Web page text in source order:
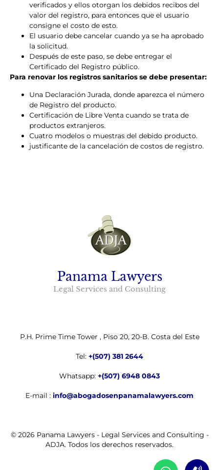
verificados y ellos otorgan los debidos recibos del
valor del registro, para entonces que el usuario
consigne el costo de esto.
El usuario debe cancelar cuando ya se ha aprobado
la solicitud.
Después de este paso, se debe entregar el
Certificado del Registro público.
Para renovar los registros sanitarios se debe presentar:
Una Declaración Jurada, donde aparezca el número
de Registro del producto.
Certificación de Libre Venta cuando se trata de
productos extranjeros.
Cuatro modelos o muestras del debido producto.
justificante de la cancelación de costos de registro.
Panama Lawyers
Legal Services and Consulting
P.H. Prime Time Tower , Piso 20, 20-B. Costa del Este
Tel: +(507) 381 2644
Whatsapp: +(507) 6948 0843
E-mail : info@abogadosenpanamalawyers.com
© 2026 Panama Lawyers - Legal Services and Consulting -
ADJA. Todos los derechos reservados.